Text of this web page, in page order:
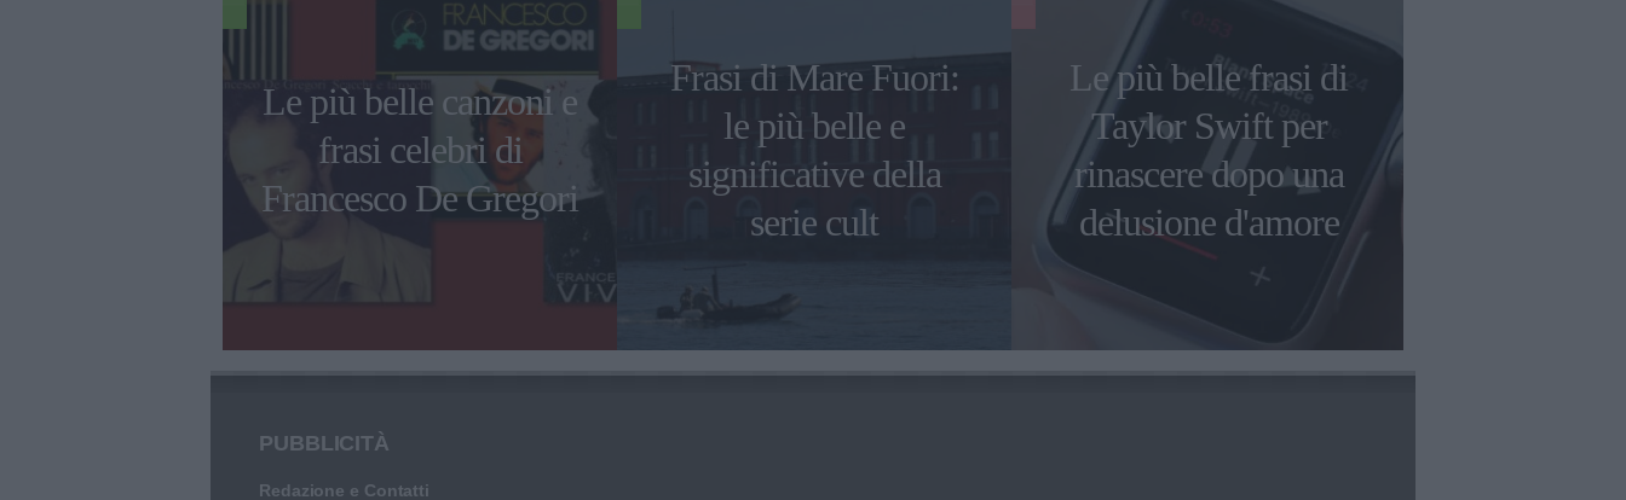
Le più belle canzoni e
frasi celebri di
Francesco De Gregori
Frasi di Mare Fuori:
le più belle e
significative della
serie cult
Le più belle frasi di
Taylor Swift per
rinascere dopo una
delusione d'amore
PUBBLICITÀ
Redazione e Contatti